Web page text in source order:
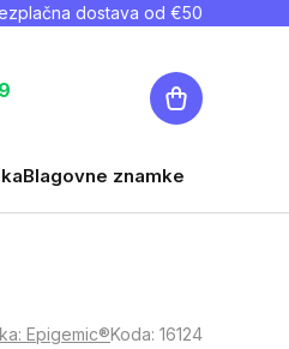
dostava od €50
Košarica
Blagovne znamke
Epigemic®Koda: 16124